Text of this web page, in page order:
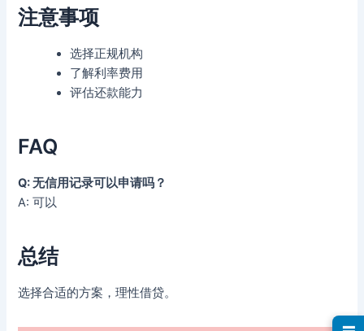
注意事项
选择正规机构
了解利率费用
评估还款能力
FAQ
Q: 无信用记录可以申请吗？
A: 可以
总结
选择合适的方案，理性借贷。